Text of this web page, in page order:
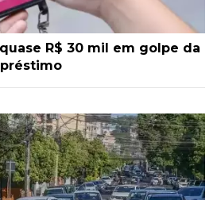
R$ 30 mil em golpe da